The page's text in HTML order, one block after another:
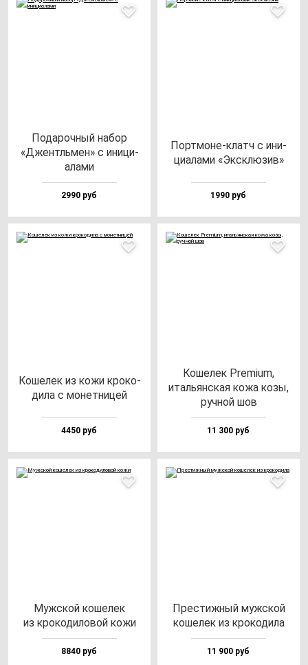
Пода­роч­ный на­бор
«Джентль­мен» с ини­ци­
ала­ми
2990 руб
Пор­тмо­не-клатч с ини­
ци­ала­ми «Эксклю­зив»
1990 руб
Коше­лек из ко­жи кро­ко­
ди­ла с мо­нет­ни­цей
4450 руб
Коше­лек Pre­mi­um,
италь­ян­ская ко­жа ко­зы,
руч­ной шов
11 300 руб
Муж­ской ко­ше­лек
из кро­ко­ди­ло­вой ко­жи
8840 руб
Прес­тиж­ный муж­ской
ко­ше­лек из кро­ко­ди­ла
11 900 руб